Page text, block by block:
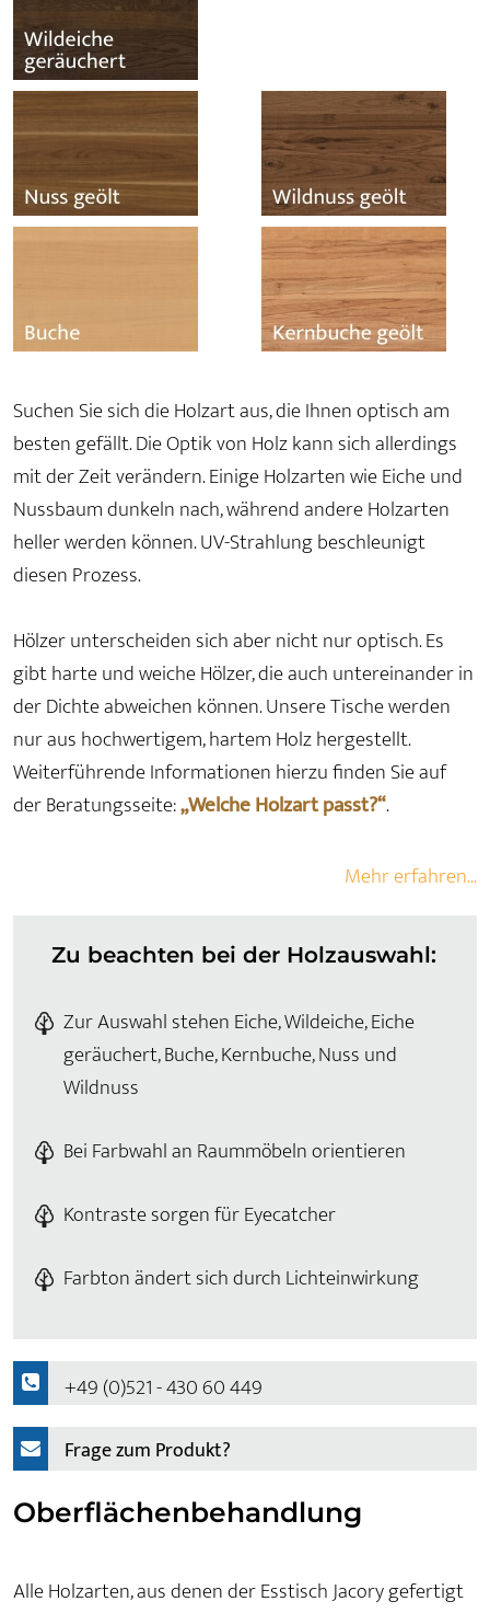
Suchen Sie sich die Holzart aus, die Ihnen optisch am
besten gefällt. Die Optik von Holz kann sich allerdings
mit der Zeit verändern. Einige Holzarten wie Eiche und
Nussbaum dunkeln nach, während andere Holzarten
heller werden können. UV-Strahlung beschleunigt
diesen Prozess.
Hölzer unterscheiden sich aber nicht nur optisch. Es
gibt harte und weiche Hölzer, die auch untereinander in
der Dichte abweichen können. Unsere Tische werden
nur aus hochwertigem, hartem Holz hergestellt.
Weiterführende Informationen hierzu finden Sie auf
der Beratungsseite:„Welche Holzart passt?“.
Mehr erfahren...
Zu beachten bei der Holzauswahl:
Zur Auswahl stehen Eiche, Wildeiche, Eiche
geräuchert, Buche, Kernbuche, Nuss und
Wildnuss
Bei Farbwahl an Raummöbeln orientieren
Kontraste sorgen für Eyecatcher
Farbton ändert sich durch Lichteinwirkung
+49 (0)521 - 430 60 449
Frage zum Produkt?
Oberflächenbehandlung
Alle Holzarten, aus denen der Esstisch Jacory gefertigt